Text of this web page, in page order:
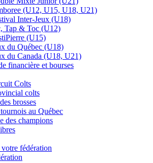
(U12, U15, U18, U21)
Inter-Jeux (U18)
Tap & Toc (U12)
(U15)
du Québec (U18)
du Canada (U18, U21)
financière et bourses
Colts
colts
brosses
au Québec
des champions
votre fédération